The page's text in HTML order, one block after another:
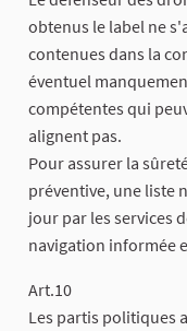
obtenus le label ne
contenues dans la
éventuel
compétentes qui
alignent pas.
Pour assurer la
préventive, une liste
jour par les services
navigation informée
Art.10
Les partis politiques